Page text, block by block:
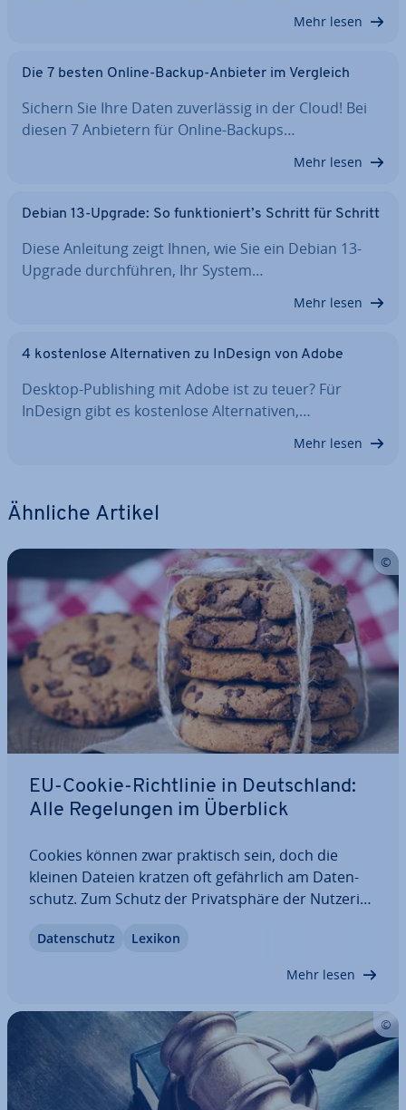
Mehr lesen
Die 7 besten Online-Backup-Anbieter im Vergleich
Sichern Sie Ihre Daten zu­ver­läs­sig in der Cloud! Bei
diesen 7 Anbietern für Online-Backups…
Mehr lesen
Debian 13-Upgrade: So funk­tio­niert’s Schritt für Schritt
Diese Anleitung zeigt Ihnen, wie Sie ein Debian 13-
Upgrade durch­füh­ren, Ihr System…
Mehr lesen
4 kos­ten­lo­se Al­ter­na­ti­ven zu InDesign von Adobe
Desktop-Pu­bli­shing mit Adobe ist zu teuer? Für
InDesign gibt es kos­ten­lo­se Al­ter­na­ti­ven,…
Mehr lesen
Ähnliche Artikel
EU-Cookie-Richt­li­nie in Deutsch­land:
Alle Re­ge­lun­gen im Überblick
Cookies können zwar praktisch sein, doch die
kleinen Dateien kratzen oft ge­fähr­lich am Da­ten­
schutz. Zum Schutz der Pri­vat­sphä­re der Nut­ze­rin­
diesem Grund vor, dass Tracking-Me­cha­nis­men
Da­ten­schutz Lexikon
Mehr lesen